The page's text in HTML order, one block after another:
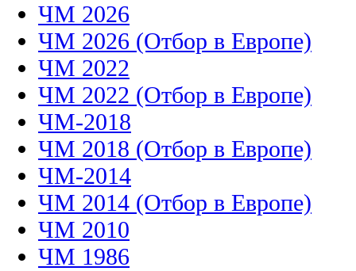
ЧМ 2026
ЧМ 2026 (Отбор в Европе)
ЧМ 2022
ЧМ 2022 (Отбор в Европе)
ЧМ-2018
ЧМ 2018 (Отбор в Европе)
ЧМ-2014
ЧМ 2014 (Отбор в Европе)
ЧМ 2010
ЧМ 1986